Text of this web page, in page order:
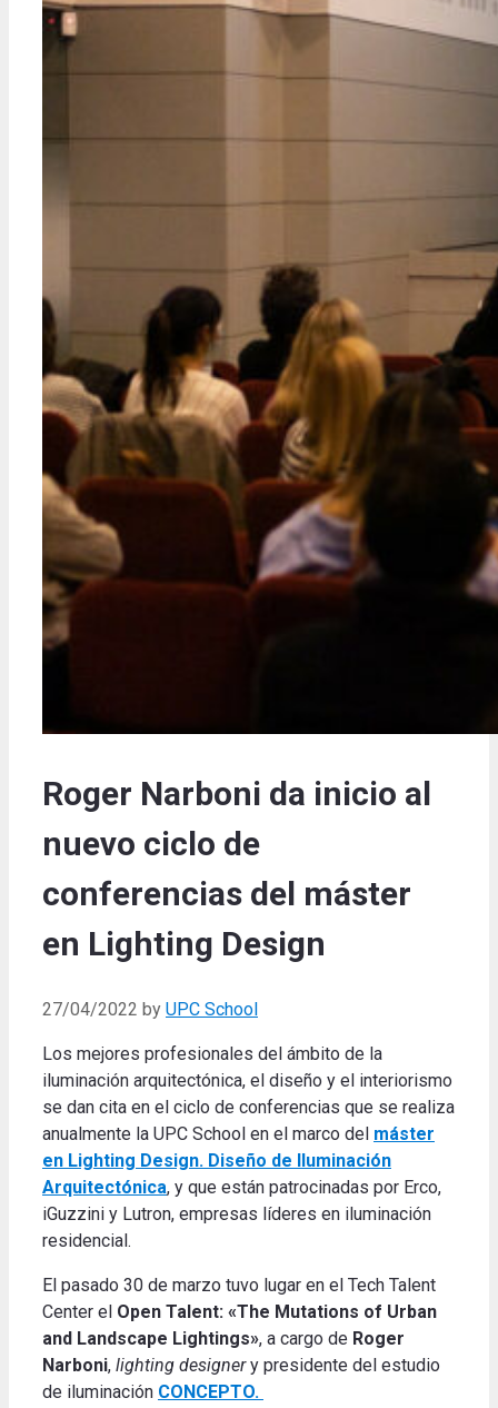
Roger Narboni da inicio al
nuevo ciclo de
conferencias del máster
en Lighting Design
27/04/2022 by UPC School
Los mejores profesionales del ámbito de la
iluminación arquitectónica, el diseño y el interiorismo
se dan cita en el ciclo de conferencias que se realiza
anualmente la UPC School en el marco del máster
en Lighting Design. Diseño de Iluminación
Arquitectónica, y que están patrocinadas por Erco,
iGuzzini y Lutron, empresas líderes en iluminación
residencial.
El pasado 30 de marzo tuvo lugar en el Tech Talent
Center el Open Talent: «The Mutations of Urban
and Landscape Lightings», a cargo de Roger
Narboni, lighting designery presidente del estudio
de iluminación CONCEPTO.